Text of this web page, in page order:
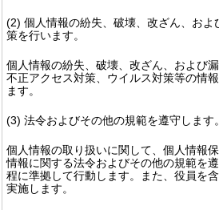
(2) 個人情報の紛失、破壊、改ざん、およ
策を行います。
個人情報の紛失、破壊、改ざん、および
不正アクセス対策、ウイルス対策等の情
ます。
(3) 法令およびその他の規範を遵守します。
個人情報の取り扱いに関して、個人情報
情報に関する法令およびその他の規範を
程に準拠して行動します。また、役員を
実施します。